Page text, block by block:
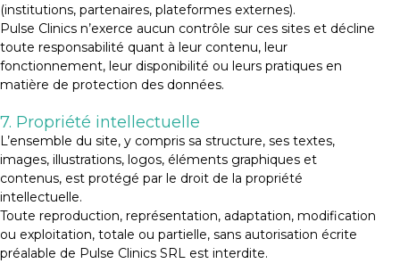
(institutions, partenaires, plateformes externes).
Pulse Clinics n’exerce aucun contrôle sur ces sites et décline
toute responsabilité quant à leur contenu, leur
fonctionnement, leur disponibilité ou leurs pratiques en
matière de protection des données.
7. Propriété intellectuelle
L’ensemble du site, y compris sa structure, ses textes,
images, illustrations, logos, éléments graphiques et
contenus, est protégé par le droit de la propriété
intellectuelle.
Toute reproduction, représentation, adaptation, modification
ou exploitation, totale ou partielle, sans autorisation écrite
préalable de Pulse Clinics SRL est interdite.